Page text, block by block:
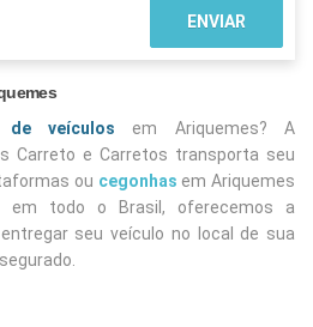
de veículos em Ariquemes? A
Carreto e Carretos transporta seu
ou cegonhas em Ariquemes
em todo o Brasil, oferecemos a
seu veículo no local de sua